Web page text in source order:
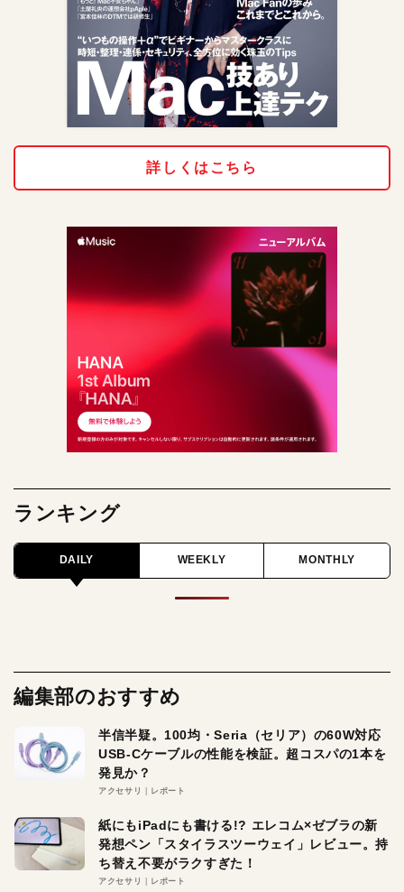
詳しくはこちら
ランキング
DAILY WEEKLY MONTHLY
編集部のおすすめ
半信半疑。100均・Seria（セリア）の60W対応
USB-Cケーブルの性能を検証。超コスパの1本を
発見か？
アクセサリ レポート
紙にもiPadにも書ける!? エレコム×ゼブラの新
発想ペン「スタイラスツーウェイ」レビュー。持
ち替え不要がラクすぎた！
アクセサリ レポート